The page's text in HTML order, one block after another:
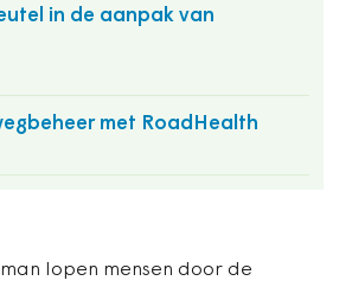
in de aanpak van
met RoadHealth
lopen mensen door de